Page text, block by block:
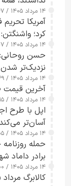
۱۴ مرداد ۱۴۰۵ / ۱۹:۴۷
آمریکا تحریم
کرد؛
۱۴ مرداد ۱۴۰۵ / ۱۹:۰۷
حسن
نزدیک‌تر
۱۴ مرداد ۱۴۰۵ / ۱۵:۴۹
آخرین قیمت طلا و
۱۴ مرداد ۱۴۰۵ / ۱۲:۱۵
اپل با طرح
آسان‌تر
۱۴ مرداد ۱۴۰۵ / ۱۰:۰۵
حمله
برادر داماد
۱۴ مرداد ۱۴۰۵ / ۰۸:۰۰